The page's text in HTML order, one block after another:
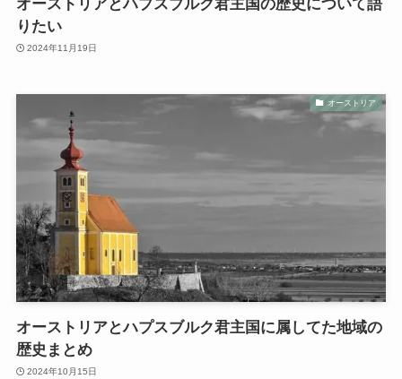
オーストリアとハプスブルク君主国の歴史について語
りたい
2024年11月19日
オーストリア
オーストリアとハプスブルク君主国に属してた地域の
歴史まとめ
2024年10月15日